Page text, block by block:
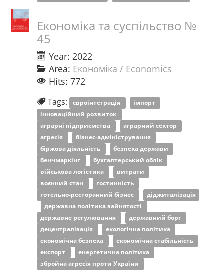
Економіка та суспільство №
45
Year: 2022
Area: Економіка / Economics
Hits: 772
Tags: євроінтеграція
імпорт
інноваційний розвиток
аграрні підприємства
аграрний сектор
агресія
бізнес-адміністрування
біржова діяльність
безпека держави
бенчмаркінг
бухгалтерський облік
військова логістика
витрати
воєнний стан
гостинність
готельно-ресторанний бізнес
діджиталізація
державна політика зайнятості
державне регулювання
державний борг
децентралізація
екологічна політика
економічна безпека
економічна стабільність
експорт
енергетична політика
збройна агресія проти України